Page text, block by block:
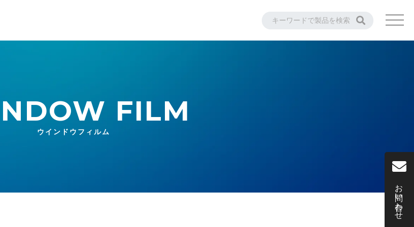
FILM
ウインドウフィルム
お問い合わせ